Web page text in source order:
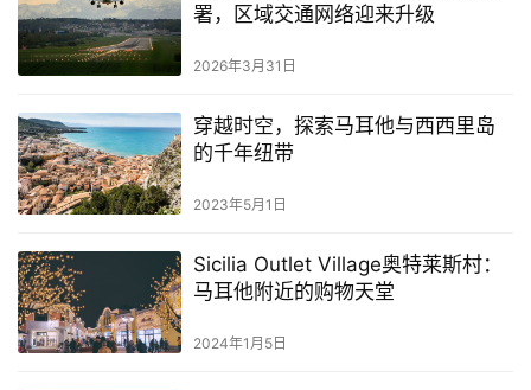
署，区域交通网络迎来升级
2026年3月31日
穿越时空，探索马耳他与西西里岛
的千年纽带
2023年5月1日
Sicilia Outlet Village奥特莱斯村：
马耳他附近的购物天堂
2024年1月5日